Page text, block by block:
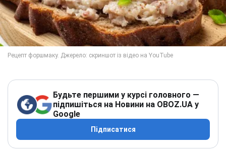
Будьте першими у курсі головного —
підпишіться на Новини на OBOZ.UA у
Google
Підписатися